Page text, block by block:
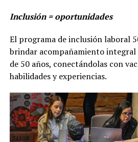
Inclusión = oportunidades
El programa de inclusión laboral
brindar acompañamiento integral
de 50 años, conectándolas con
habilidades y experiencias.